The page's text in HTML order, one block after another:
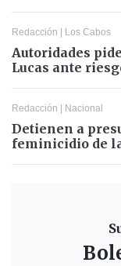
Redacción | Los Cabos
Autoridades
Lucas ante
Redacción | Nacional
Detienen a
feminicidio de